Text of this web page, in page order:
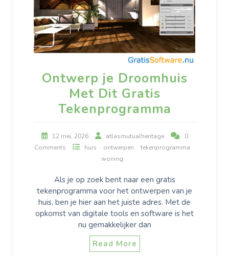
Ontwerp je Droomhuis
Met Dit Gratis
Tekenprogramma
12 mei, 2026 atlasmutualheritage
0
Comments
huis ontwerpen
tekenprogramma
woning
Als je op zoek bent naar een gratis
tekenprogramma voor het ontwerpen van je
huis, ben je hier aan het juiste adres. Met de
opkomst van digitale tools en software is het
nu gemakkelijker dan
Read More